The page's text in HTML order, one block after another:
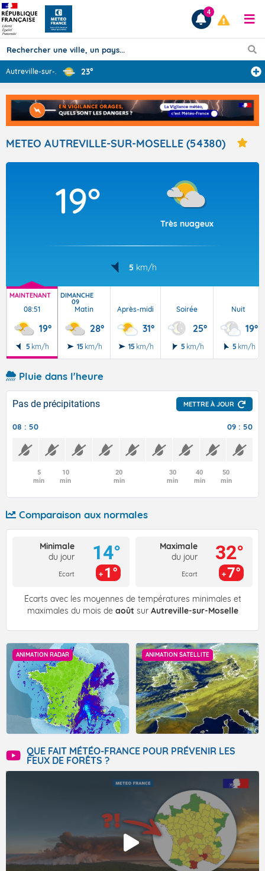
Prévisions
TOUS LES RÉSULTATS
Articles
4
Autreville-sur-... 23°
METEO AUTREVILLE-SUR-MOSELLE (54380)
19°
Très nuageux
5 km/h
MAINTENANT
08:51
19°
5 km/h
DIMANCHE
09
Matin
28°
15 km/h
Après-midi
31°
15 km/h
Soirée
25°
5 km/h
Nuit
19°
5 km/h
Pluie dans l'heure
Pas de précipitations METTRE À JOUR
08 : 50 09 : 50
5
min
10
min
20
min
30
min
40
min
50
min
Comparaison aux normales
Minimale
du jour
Ecart
14°
1°
Maximale
du jour
Ecart
32°
7°
Écarts avec les moyennes de températures minimales et
maximales du mois de août sur Autreville-sur-Moselle
ANIMATION RADAR ANIMATION SATELLITE
QUE FAIT MÉTÉO-FRANCE POUR PRÉVENIR LES
FEUX DE FORÊTS ?